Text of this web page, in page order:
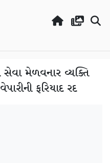
સેવા મેળવનાર વ્યક્તિ
ફરિયાદ રદ